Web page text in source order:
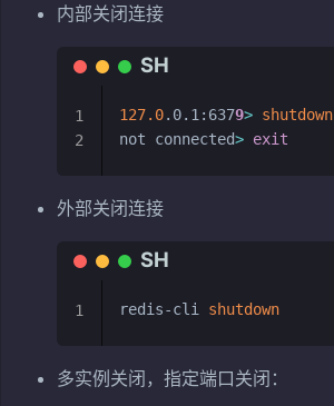
内部关闭连接
127.0.0.1:6379> shutdown
not connected> exit
1
2
外部关闭连接
redis-cli shutdown
1
多实例关闭，指定端口关闭：